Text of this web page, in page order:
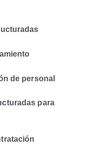
de personal
para